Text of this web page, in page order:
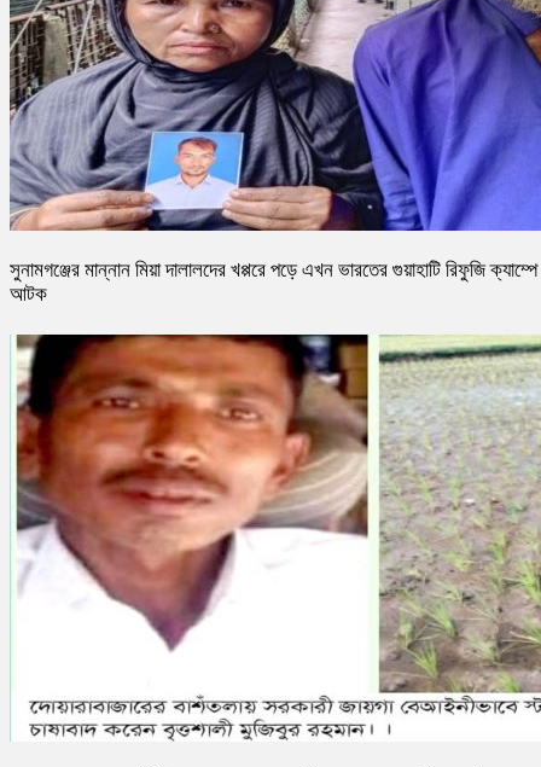
সুনামগঞ্জের মান্নান মিয়া দালালদের খপ্পরে পড়ে এখন ভারতের গুয়াহাটি রিফুজি ক্যাম্পে
আটক